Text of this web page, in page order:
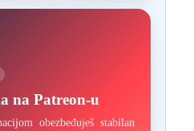
na Patreon-u
obezbeđuješ stabilan